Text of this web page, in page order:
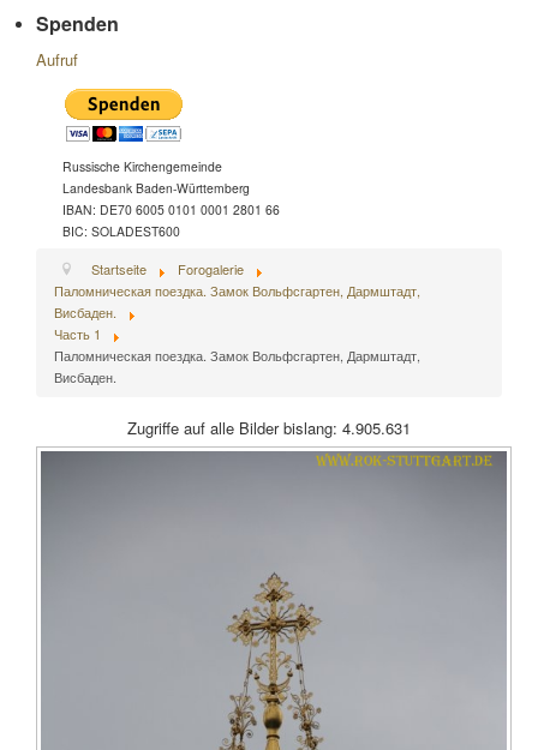
Spenden
Aufruf
Russische Kirchengemeinde
Landesbank Baden-Württemberg
IBAN: DE70 6005 0101 0001 2801 66
BIC: SOLADEST600
Startseite
Forogalerie
Паломническая поездка. Замок Вольфсгартен, Дармштадт,
Висбаден.
Часть 1
Паломническая поездка. Замок Вольфсгартен, Дармштадт,
Висбаден.
Zugriffe auf alle Bilder bislang: 4.905.631